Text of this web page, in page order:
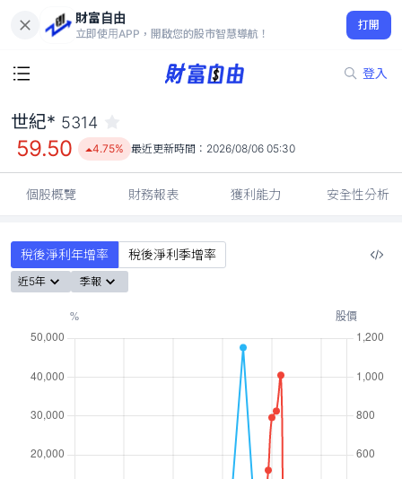
財富自由
立即使用APP，開啟您的股市智慧導航！
打開
登入
59.50
4.75%
世紀* 5314
59.50 4.75% 最近更新時間： 2026/08/06 05:30
個股概覽 財務報表 獲利能力 安全性分析
稅後淨利年增率 稅後淨利季增率
近5年 季報